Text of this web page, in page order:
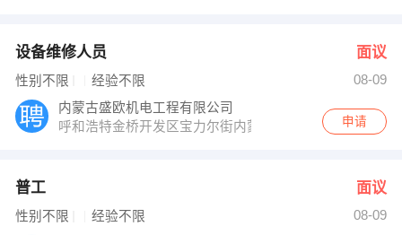
设备维修人员 面议
性别不限 经验不限
08-09
内蒙古盛欧机电工程有限公司
呼和浩特金桥开发区宝力尔街内蒙古晶环电子材料有限公
申请
普工 面议
性别不限 经验不限
08-09